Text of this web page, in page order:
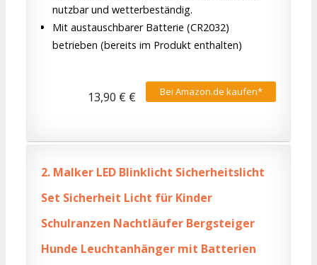
nutzbar und wetterbeständig.
Mit austauschbarer Batterie (CR2032)
betrieben (bereits im Produkt enthalten)
Bei Amazon.de kaufen*
13,90 € €
2. Malker LED Blinklicht Sicherheitslicht
Set Sicherheit Licht für Kinder
Schulranzen Nachtläufer Bergsteiger
Hunde Leuchtanhänger mit Batterien